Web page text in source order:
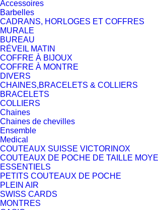
Accessoires
Barbelles
CADRANS, HORLOGES ET COFFRES
MURALE
BUREAU
RÉVEIL MATIN
COFFRE À BIJOUX
COFFRE À MONTRE
DIVERS
CHAINES,BRACELETS & COLLIERS
BRACELETS
COLLIERS
Chaines
Chaines de chevilles
Ensemble
Medical
COUTEAUX SUISSE VICTORINOX
COUTEAUX DE POCHE DE TAILLE
ESSENTIELS
PETITS COUTEAUX DE POCHE
PLEIN AIR
SWISS CARDS
MONTRES